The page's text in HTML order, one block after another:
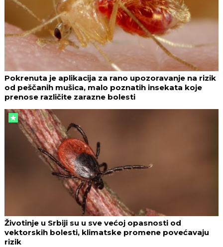
Pokrenuta je aplikacija za rano upozoravanje na rizik
od peščanih mušica, malo poznatih insekata koje
prenose različite zarazne bolesti
Životinje u Srbiji su u sve većoj opasnosti od
vektorskih bolesti, klimatske promene povećavaju
rizik